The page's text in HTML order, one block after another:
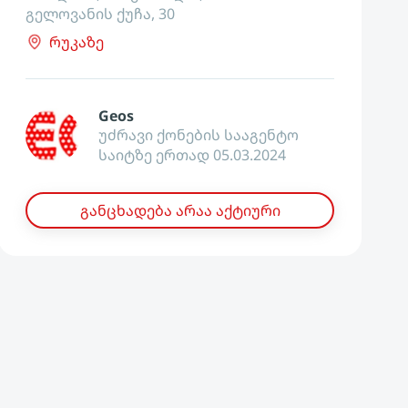
გელოვანის ქუჩა, 30
რუკაზე
Geos
უძრავი ქონების სააგენტო
საიტზე ერთად 05.03.2024
განცხადება არაა აქტიური